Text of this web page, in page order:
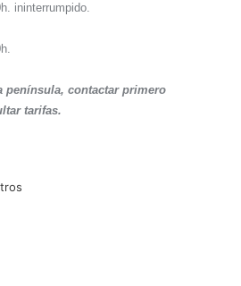
ininterrumpido.
península, contactar primero
tarifas.